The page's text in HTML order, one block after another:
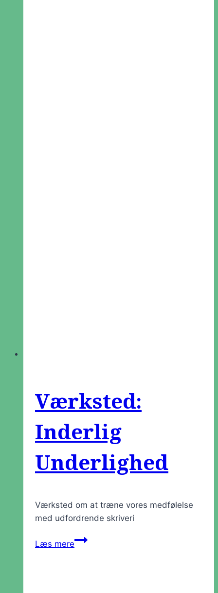
Værksted:
Inderlig
Underlighed
Værksted om at træne vores medfølelse
med udfordrende skriveri
Læs mereVærksted: